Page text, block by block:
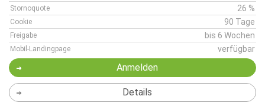
Stornoquote 26 %
Cookie 90 Tage
Freigabe bis 6 Wochen
Mobil-Landingpage verfügbar
Anmelden
Details